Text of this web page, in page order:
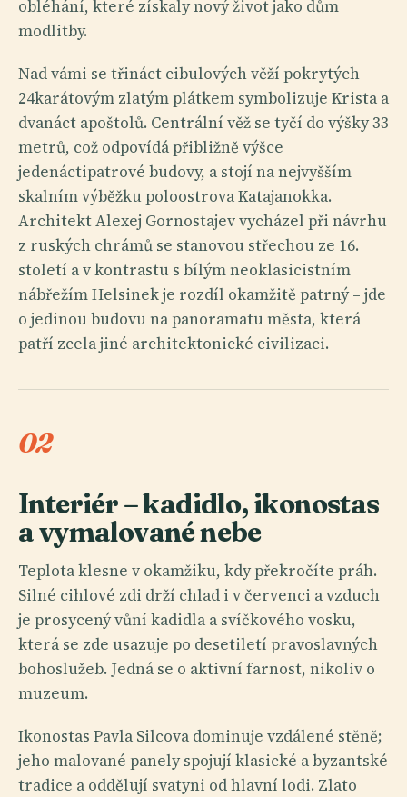
obléhání, které získaly nový život jako dům
modlitby.
Nad vámi se třináct cibulových věží pokrytých
24karátovým zlatým plátkem symbolizuje Krista a
dvanáct apoštolů. Centrální věž se tyčí do výšky 33
metrů, což odpovídá přibližně výšce
jedenáctipatrové budovy, a stojí na nejvyšším
skalním výběžku poloostrova Katajanokka.
Architekt Alexej Gornostajev vycházel při návrhu
z ruských chrámů se stanovou střechou ze 16.
století a v kontrastu s bílým neoklasicistním
nábřežím Helsinek je rozdíl okamžitě patrný – jde
o jedinou budovu na panoramatu města, která
patří zcela jiné architektonické civilizaci.
02
Interiér – kadidlo, ikonostas
a vymalované nebe
Teplota klesne v okamžiku, kdy překročíte práh.
Silné cihlové zdi drží chlad i v červenci a vzduch
je prosycený vůní kadidla a svíčkového vosku,
která se zde usazuje po desetiletí pravoslavných
bohoslužeb. Jedná se o aktivní farnost, nikoliv o
muzeum.
Ikonostas Pavla Silcova dominuje vzdálené stěně;
jeho malované panely spojují klasické a byzantské
tradice a oddělují svatyni od hlavní lodi. Zlato